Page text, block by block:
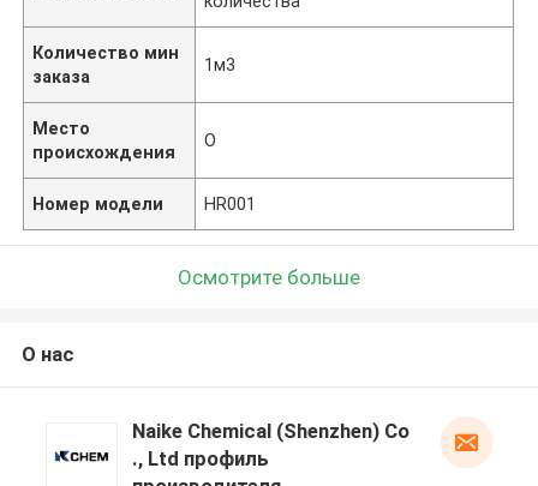
Количество мин
заказа
1м3
Место
происхождения
О
Номер модели HR001
Осмотрите больше
О нас
Naike Chemical (Shenzhen) Co
., Ltd профиль